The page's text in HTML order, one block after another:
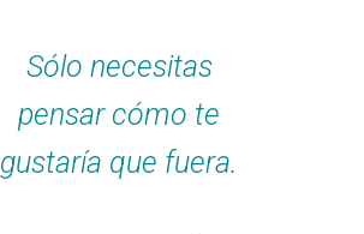
Sólo necesitas
pensar cómo te
gustaría que fuera.